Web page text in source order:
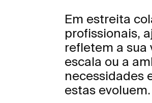
Em estreita
profissionais,
refletem a sua
escala ou a
necessidades
estas evoluem.